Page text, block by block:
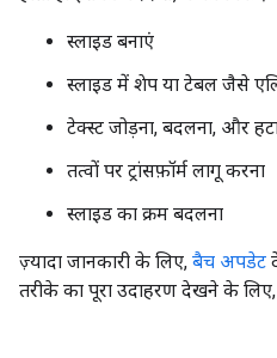
स्लाइड बनाएं
स्लाइड में शेप या टेबल जैसे
टेक्स्ट जोड़ना, बदलना, और
तत्वों पर ट्रांसफ़ॉर्म लागू करना
स्लाइड का क्रम बदलना
ज़्यादा जानकारी के लिए, बैच अपडेट
तरीके का पूरा उदाहरण देखने के